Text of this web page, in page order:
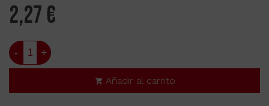
2,27 €
- +
Añadir al carrito